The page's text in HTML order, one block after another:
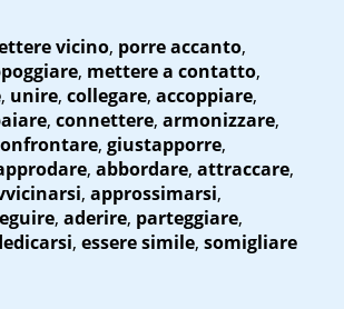
vicino, porre accanto,
, mettere a contatto,
, unire, collegare, accoppiare,
, connettere, armonizzare,
, giustapporre,
, abbordare, attraccare,
, approssimarsi,
, aderire, parteggiare,
, essere simile, somigliare